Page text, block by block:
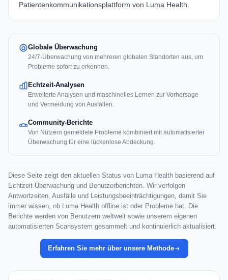
Patientenkommunikationsplattform von Luma Health.
Globale Überwachung
24/7-Überwachung von mehreren globalen Standorten aus, um
Probleme sofort zu erkennen.
Echtzeit-Analysen
Erweiterte Analysen und maschinelles Lernen zur Vorhersage
und Vermeidung von Ausfällen.
Community-Berichte
Von Nutzern gemeldete Probleme kombiniert mit automatisierter
Überwachung für eine lückenlose Abdeckung.
Diese Seite zeigt den aktuellen Status von Luma Health basierend auf
Echtzeit-Überwachung und Benutzerberichten. Wir verfolgen
Antwortzeiten, Ausfälle und Leistungsbeeinträchtigungen, damit Sie
immer wissen, ob Luma Health offline ist oder Probleme hat. Die
Berichte werden von Benutzern weltweit sowie unserem eigenen
automatisierten Scansystem gesammelt und kontinuierlich aktualisiert.
Erfahren Sie mehr über unsere Methode